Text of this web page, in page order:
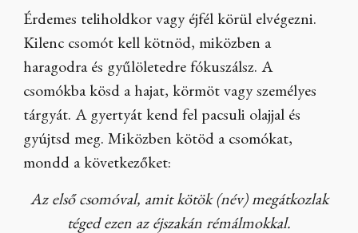
Érdemes teliholdkor vagy éjfél körül elvégezni.
Kilenc csomót kell kötnöd, miközben a
haragodra és gyűlöletedre fókuszálsz. A
csomókba kösd a hajat, körmöt vagy személyes
tárgyát. A gyertyát kend fel pacsuli olajjal és
gyújtsd meg. Miközben kötöd a csomókat,
mondd a következőket:
Az első csomóval, amit kötök (név) megátkozlak
téged ezen az éjszakán rémálmokkal.